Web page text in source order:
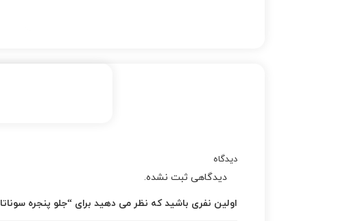
دیدگاه
دیدگاهی ثبت نشده.
اولین نفری باشید که نظر می دهید برای “جلو پنجره سوناتا 2009”